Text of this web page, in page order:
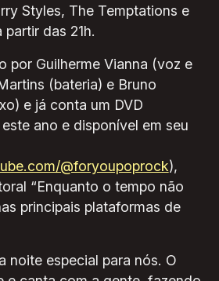
Styles, The Temptations e
das 21h.
por Guilherme Vianna (voz e
(bateria) e Bruno
e já conta um DVD
ano e disponível em seu
@foryoupoprock),
“Enquanto o tempo não
principais plataformas de
noite especial para nós. O